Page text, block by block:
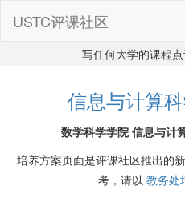
USTC评课社区
写任何大学的课程
信息与计算
数学科学学院 信息与计
培养方案页面是评课社区推出的
考，请以 教务处